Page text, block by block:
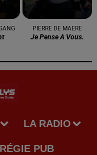
PIERRE DE MAERE
Je Pense A Vous.
LA RADIO
RÉGIE PUB